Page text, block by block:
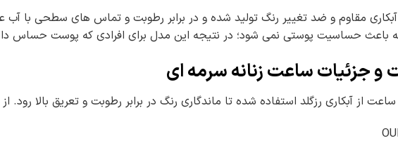
مقاوم و ضد تغییر رنگ تولید شده و در برابر رطوبت و تماس های سطحی با
باعث حساسیت پوستی نمی شود؛ در نتیجه این مدل برای افرادی که پوست حساس
جزئیات ساعت زنانه سرمه ای
از آبکاری رزگلد استفاده شده تا ماندگاری رنگ در برابر رطوبت و تعریق بالا